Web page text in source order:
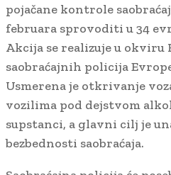
pojačane kontrole
februara sprovoditi u 34
Akcija se realizuje u okviru
saobraćajnih policija
Usmerena je otkrivanje
vozilima pod dejstvom
supstanci, a glavni cilj je
bezbednosti saobraćaja.